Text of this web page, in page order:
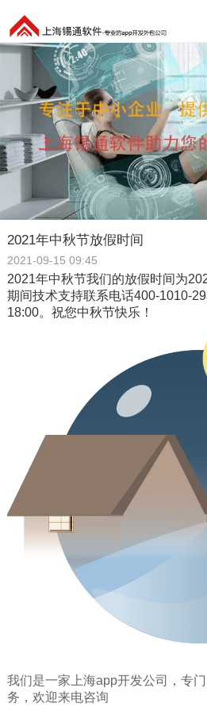
2021年中秋节放假时间
2021-09-15 09:45
2021年中秋节我们的放假时间为
期间技术支持联系电话400-1010-
18:00。祝您中秋节快乐！
我们是一家上海app开发公司，专
务，欢迎来电咨询